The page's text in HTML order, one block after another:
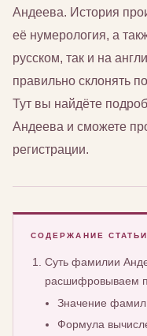
Андеева. История
её нумерология, а
русском, так и на
правильно склонять
Тут вы найдёте
Андеева и сможете
регистрации.
СОДЕРЖАНИЕ СТАТЬИ
Суть фамилии
расшифровываем
Значение
Формула